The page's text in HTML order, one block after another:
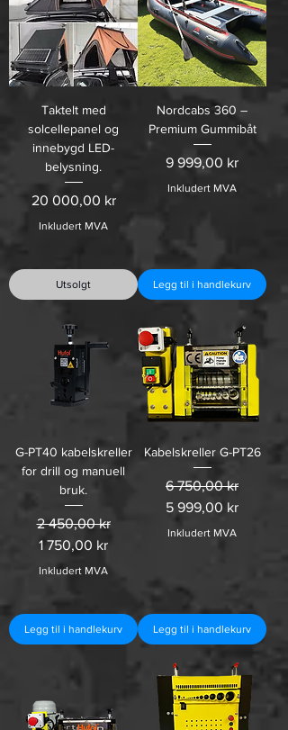
Taktelt med
solcellepanel og
innebygd LED-
belysning.
Pris
20 000,00 kr
Inkludert MVA
Utsolgt
Nordcabs 360 –
Premium Gummibåt
Pris
9 999,00 kr
Inkludert MVA
Legg til i handlekurv
G-PT40 kabelskreller
for drill og manuell
bruk.
Vanlig pris
2 450,00 kr
Salgspris
1 750,00 kr
Inkludert MVA
Legg til i handlekurv
Kabelskreller G-PT26
Vanlig pris
6 750,00 kr
Salgspris
5 999,00 kr
Inkludert MVA
Legg til i handlekurv